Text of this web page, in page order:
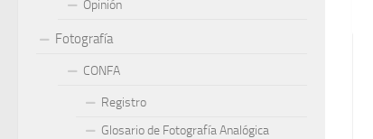
Opinión
Fotografía
CONFA
Registro
Glosario de Fotografía Analógica